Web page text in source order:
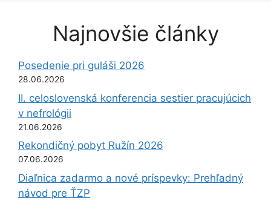
Najnovšie články
Posedenie pri guláši 2026
28.06.2026
II. celoslovenská konferencia sestier pracujúcich
v nefrológii
21.06.2026
Rekondičný pobyt Ružín 2026
07.06.2026
Diaľnica zadarmo a nové príspevky: Prehľadný
návod pre ŤZP